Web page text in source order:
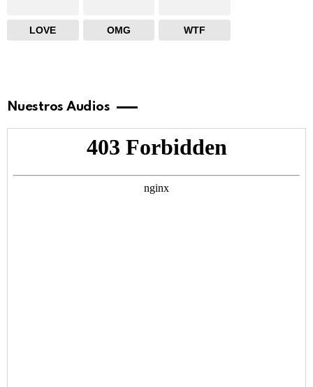
LOVE OMG WTF
Nuestros Audios